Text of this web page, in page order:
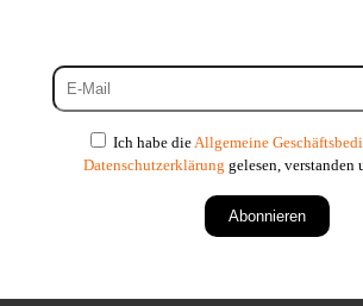
Ich habe dieAllgemeine
Datenschutzerklärung gelesen, verstanden
Abonnieren